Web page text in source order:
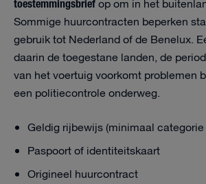
op om in het
Sommige huurcontracten beperken
gebruik tot Nederland of de Benelux.
daarin de toegestane landen, de
van het voertuig voorkomt problemen
een politiecontrole onderweg.
Geldig rijbewijs (minimaal categorie
Paspoort of identiteitskaart
Origineel huurcontract